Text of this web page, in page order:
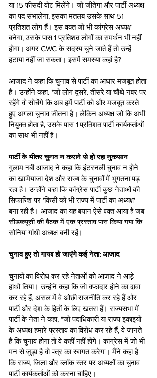
या 15 फीसदी वोट मिलेंगे। जो जीतेगा और पार्टी अध्‍यक्ष
का पद संभालेगा, इसका मतलब उसके साथ 51
प्रतिशत लोग हैं। इस वक्‍त जो भी कांग्रेस अध्‍यक्ष
बनेगा, उसके पास 1 प्रतिशत लोगों का समर्थन भी नहीं
होगा। अगर CWC के सदस्‍य चुने जाते हैं तो उन्‍हें
हटाया नहीं जा सकता। इसमें समस्‍या कहां है?
आजाद ने कहा कि चुनाव से पार्टी का आधार मजबूत होता
है। उन्‍होंने कहा, "जो लोग दूसरे, तीसरे या चौथे नंबर पर
रहेंगे वो सोचेंगे कि अब हमें पार्टी को और मजबूत करते
हुए अगला चुनाव जीतना है। लेकिन अध्‍यक्ष जो कि अभी
नियुक्‍त होता है, उसके पास 1 प्रतिशत पार्टी कार्यकर्ताओं
का साथ भी नहीं है।
पार्टी के भीतर चुनाव न कराने से हो रहा नुकसान
गुलाम नबी आजाद ने कहा कि इंटरनली चुनाव न होने
का खामियाजा देश और राज्‍य के चुनावों में भुगतना पड़
रहा है। उन्‍होंने कहा कि कांग्रेस पार्टी कुछ नेताओं की
सिफारिश पर 'किसी को भी राज्‍य में पार्टी का अध्‍यक्ष'
बना रही है। आजाद का यह बयान ऐसे वक्‍त आया है जब
सीडब्‍ल्‍यूसी की बैठक में एक प्रस्‍ताव पास किया गया कि
सोनिया गांधी अध्‍यक्ष बनी रहें।
चुनाव हुए तो गायब हो जाएंगे कई नेता: आजाद
चुनावों का विरोध कर रहे नेताओं को आजाद ने आड़े
हाथों लिया। उन्‍होंने कहा कि जो वफादार होने का दावा
कर रहे हैं, असल में वे ओछी राजनीति कर रहे हैं और
पार्टी और देश के हितों के लिए खतरा हैं। राज्‍यसभा में
पार्टी के नेता ने कहा, "जो पदाधिकारी या राज्‍य इकाइयों
के अध्‍यक्ष हमारे प्रस्‍ताव का विरोध कर र‍हे हैं, वे जानते
हैं कि चुनाव होगा तो वे कहीं नहीं होंगे। कांग्रेस में जो भी
मन से जुड़ा है वो पत्र का स्‍वागत करेगा। मैंने कहा है
कि राज्‍य, जिला और ब्‍लॉक स्‍तर पर अध्‍यक्षों का चुनाव
पार्टी कार्यकर्ताओं को करना चाहिए।